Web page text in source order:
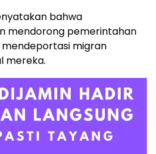
bahwa
mendorong pemerintahan
migran
mereka.